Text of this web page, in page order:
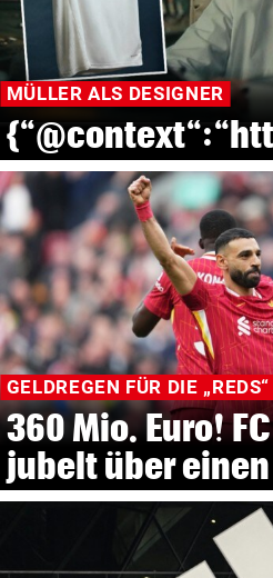
MÜLLER ALS DESIGNER
GELDREGEN FÜR DIE „REDS“
360 Mio. Euro!
jubelt über